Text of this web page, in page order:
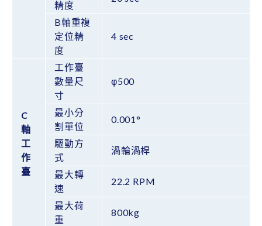
精度
B軸重複
定位精
度
4 sec
C
軸
工
作
臺
工作臺
數量尺
寸
φ500
最小分
割單位
0.001°
驅動方
式
渦輪渦桿
最大轉
速
22.2 RPM
最大荷
重
800kg